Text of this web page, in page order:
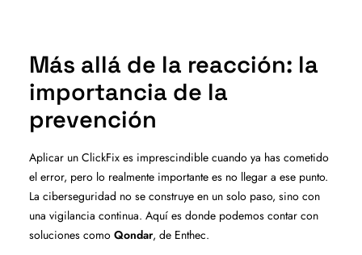
Más allá de la reacción: la
importancia de la
prevención
Aplicar un ClickFix es imprescindible cuando ya has cometido
el error, pero lo realmente importante es no llegar a ese punto.
La ciberseguridad no se construye en un solo paso, sino con
una vigilancia continua. Aquí es donde podemos contar con
soluciones como Qondar, de Enthec.